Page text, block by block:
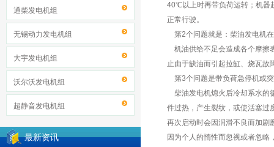
通柴发电机组
无锡动力发电机组
大宇发电机组
沃尔沃发电机组
超静音发电机组
最新资讯
40℃以上时再带负荷运转；机器
正常行驶。
第2个问题就是：柴油发电机
机油供给不足会造成各个摩擦
止由于缺油而引起拉缸、烧瓦故
第3个问题是带负荷急停机或
柴油发电机熄火后冷却系水的
件过热，产生裂纹，或使活塞过
再次启动时会因润滑不良而加剧
因为个人的惰性而忽视或者忽